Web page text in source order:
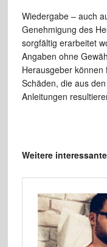
Wiedergabe – auch
Genehmigung des
sorgfältig erarbeitet
Angaben ohne
Herausgeber
Schäden, die aus
Anleitungen
Weitere